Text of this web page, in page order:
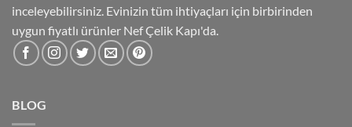
inceleyebilirsiniz. Evinizin tüm ihtiyaçları için birbirinden
uygun fiyatlı ürünler Nef Çelik Kapı'da.
BLOG